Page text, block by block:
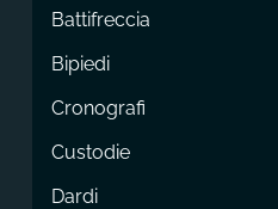
Battifreccia
Bipiedi
Cronografi
Custodie
Dardi